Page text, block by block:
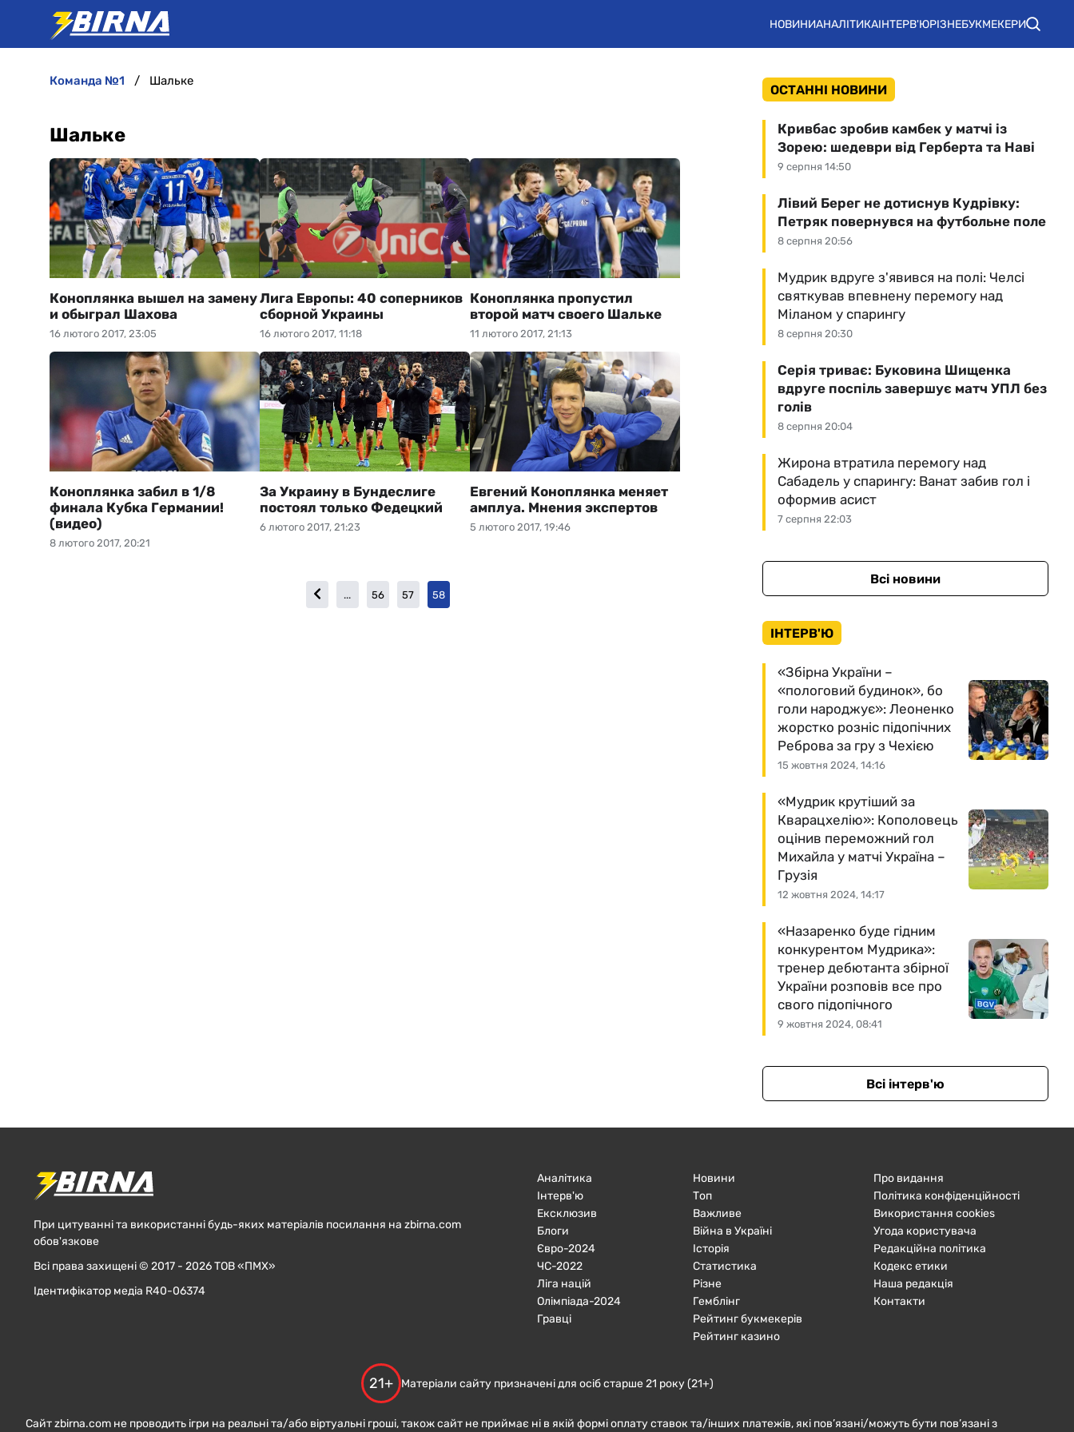
НОВИНИАНАЛІТИКАІНТЕРВ'ЮРІЗНЕБУКМЕКЕРИ
команда №1 Шальке
Шальке
16 лютого 2017, 23:05
Коноплянка вышел на замену
и обыграл Шахова
16 лютого 2017, 11:18
Лига Европы: 40 соперников
сборной Украины
11 лютого 2017, 21:13
Коноплянка пропустил
второй матч своего Шальке
8 лютого 2017, 20:21
Коноплянка забил в 1/8
финала Кубка Германии!
(видео)
6 лютого 2017, 21:23
За Украину в Бундеслиге
постоял только Федецкий
5 лютого 2017, 19:46
Евгений Коноплянка меняет
амплуа. Мнения экспертов
... 56 57 58
ОСТАННІ НОВИНИ
9 серпня 14:50
Кривбас зробив камбек у матчі із
Зорею: шедеври від Герберта та Наві
8 серпня 20:56
Лівий Берег не дотиснув Кудрівку:
Петряк повернувся на футбольне поле
8 серпня 20:30
Мудрик вдруге з'явився на полі: Челсі
святкував впевнену перемогу над
Міланом у спарингу
8 серпня 20:04
Серія триває: Буковина Шищенка
вдруге поспіль завершує матч УПЛ без
голів
7 серпня 22:03
Жирона втратила перемогу над
Сабадель у спарингу: Ванат забив гол і
оформив асист
Всі новини
ІНТЕРВ'Ю
15 жовтня 2024, 14:16
«Збірна України –
«пологовий будинок», бо
голи народжує»: Леоненко
жорстко розніс підопічних
Реброва за гру з Чехією
12 жовтня 2024, 14:17
«Мудрик крутіший за
Кварацхелію»: Кополовець
оцінив переможний гол
Михайла у матчі Україна –
Грузія
9 жовтня 2024, 08:41
«Назаренко буде гідним
конкурентом Мудрика»:
тренер дебютанта збірної
України розповів все про
свого підопічного
Всі інтерв'ю
При цитуванні та використанні будь-яких матеріалів посилання на zbirna.com
обов'язкове
Всі права захищені © 2017 - 2026 ТОВ «ПМХ»
Ідентифікатор медіа R40-06374
Аналітика
Інтерв'ю
Ексклюзив
Блоги
Євро-2024
ЧC-2022
Ліга націй
Олімпіада-2024
Гравці
Новини
Топ
Важливе
Війна в Україні
Історія
Статистика
Різне
Гемблінг
Рейтинг букмекерів
Рейтинг казино
Про видання
Політика конфіденційності
Використання cookies
Угода користувача
Редакційна політика
Кодекс етики
Наша редакція
Контакти
21+ Матеріали сайту призначені для осіб старше 21 року (21+)
Сайт zbirna.com не проводить ігри на реальні та/або віртуальні гроші, також сайт не приймає ні в якій формі оплату ставок та/інших платежів, які пов’язані/можуть бути пов’язані з